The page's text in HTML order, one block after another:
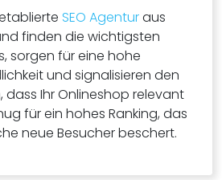
SEO Agenturaus
finden die wichtigsten
sorgen für eine hohe
und signalisieren den
dass Ihr Onlineshop relevant
für ein hohes Ranking, das
neue Besucher beschert.